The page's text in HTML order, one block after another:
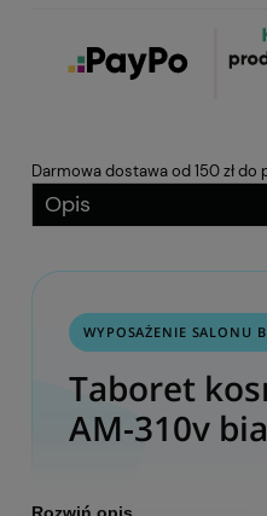
Darmowa dostawa od 150 zł
Opis
WYPOSAŻENIE SALONU
Taboret
AM-310v